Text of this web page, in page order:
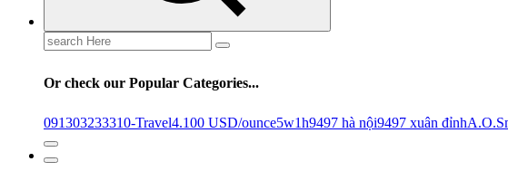
Search
for:
Or check our Popular Categories...
091303233310-Travel4.100 USD/ounce5w1h9497 hà nội9497 xuân đỉnh